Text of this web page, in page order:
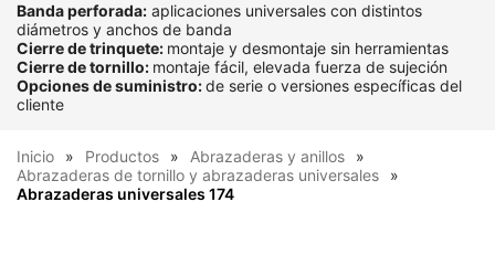
Banda perforada: aplicaciones universales con distintos
diámetros y anchos de banda
Cierre de trinquete: montaje y desmontaje sin herramientas
Cierre de tornillo: montaje fácil, elevada fuerza de sujeción
Opciones de suministro:de serie o versiones específicas del
cliente
Inicio Productos
Abrazaderas y anillos
Abrazaderas de tornillo y abrazaderas universales
Abrazaderas universales 174